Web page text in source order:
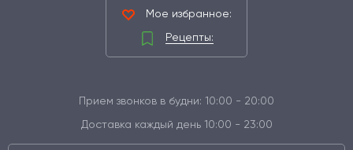
Мое избранное:
Рецепты:
Прием звонков в будни: 10:00 - 20:00
Доставка каждый день 10:00 - 23:00